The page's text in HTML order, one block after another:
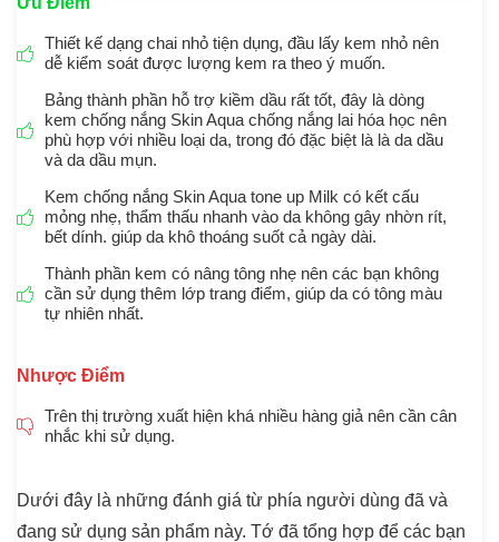
Thiết kế dạng chai nhỏ tiện dụng, đầu lấy kem nhỏ nên
dễ kiểm soát được lượng kem ra theo ý muốn.
Bảng thành phần hỗ trợ kiềm dầu rất tốt, đây là dòng
kem chống nắng Skin Aqua chống nắng lai hóa học nên
phù hợp với nhiều loại da, trong đó đặc biệt là là da dầu
và da dầu mụn.
Kem chống nắng Skin Aqua tone up Milk có kết cấu
mỏng nhẹ, thẩm thấu nhanh vào da không gây nhờn rít,
bết dính. giúp da khô thoáng suốt cả ngày dài.
Thành phần kem có nâng tông nhẹ nên các bạn không
cần sử dụng thêm lớp trang điểm, giúp da có tông màu
tự nhiên nhất.
Nhược Điểm
Trên thị trường xuất hiện khá nhiều hàng giả nên cần cân
nhắc khi sử dụng.
Dưới đây là những đánh giá từ phía người dùng đã và
đang sử dụng sản phẩm này. Tớ đã tổng hợp để các bạn